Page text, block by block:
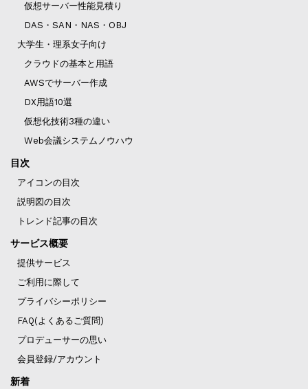
仮想サーバー性能見積り
DAS・SAN・NAS・OBJ
大学生・理系女子向け
クラウドの基本と用語
AWSでサーバー作成
DX用語10選
仮想化技術3種の違い
Web会議システムノウハウ
目次
アイコンの目次
説明図の目次
トレンド記事の目次
サービス概要
提供サービス
ご利用に際して
プライバシーポリシー
FAQ(よくあるご質問)
プロデューサーの思い
会員登録/アカウント
新着